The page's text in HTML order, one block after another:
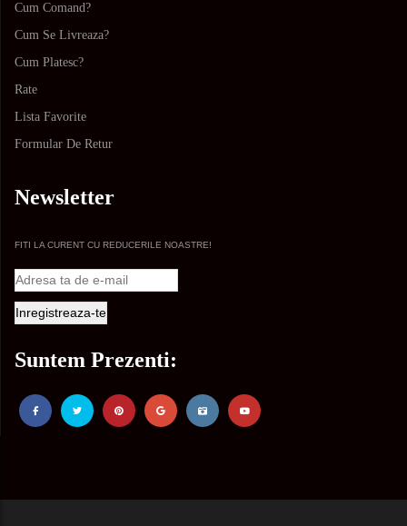
Cum Comand?
Cum Se Livreaza?
Cum Platesc?
Rate
Lista Favorite
Formular De Retur
Newsletter
FITI LA CURENT CU REDUCERILE NOASTRE!
Suntem Prezenti: